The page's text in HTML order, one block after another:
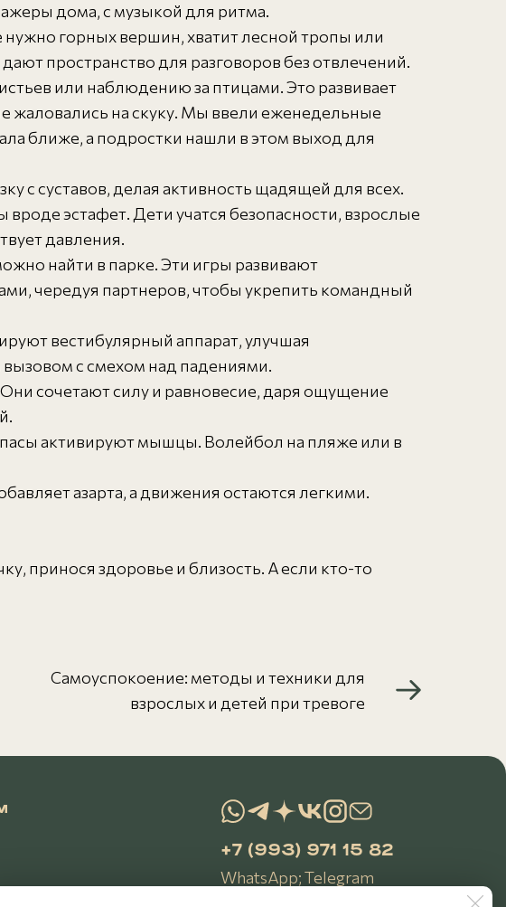
дома, с музыкой для ритма.
горных вершин, хватит лесной тропы или
пространство для разговоров без отвлечений.
или наблюдению за птицами. Это развивает
жаловались на скуку. Мы ввели еженедельные
ближе, а подростки нашли в этом выход для
с суставов, делая активность щадящей для всех.
эстафет. Дети учатся безопасности, взрослые
давления.
найти в парке. Эти игры развивают
чередуя партнеров, чтобы укрепить командный
вестибулярный аппарат, улучшая
с смехом над падениями.
Они сочетают силу и равновесие, даря ощущение
активируют мышцы. Волейбол на пляже или в
азарта, а движения остаются легкими.
принося здоровье и близость. А если кто-то
Самоуспокоение: методы и техники для
взрослых и детей при тревоге
+7 (993) 971 15 82
WhatsApp;Telegram